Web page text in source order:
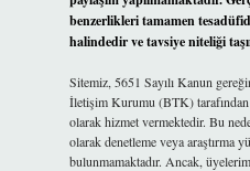
benzerlikleri tamamen
halindedir ve tavsiye niteliği
Sitemiz, 5651 Sayılı Kanun
İletişim Kurumu (BTK) tarafından
olarak hizmet vermektedir. Bu
olarak denetleme veya araştırma
bulunmamaktadır. Ancak,